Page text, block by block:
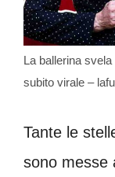
La ballerina
subito virale –
Tante le
sono messe